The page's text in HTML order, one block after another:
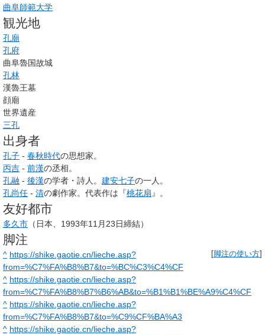
曲阜師範大学
観光地
孔廟
孔府
曲阜魯国故城
孔林
漢魯王墓
顔廟
世界遺産
三孔
出身者
孔子 - 春秋時代の思想家。
丙吉 - 前漢の丞相。
孔融 - 後漢の学者・詩人。 建安七子の一人。
孔尚任 - 清の劇作家。代表作は『桃花扇 』。
友好都市
多久市 （日本、1993年11月23日締結）
脚注
脚注の使い方
^ https://shike.gaotie.cn/lieche.asp?
from=%C7%FA%B8%B7&to=%BC%C3%C4%CF
^ https://shike.gaotie.cn/lieche.asp?
from=%C7%FA%B8%B7%B6%AB&to=%B1%B1%BE%A9%C4%CF
^ https://shike.gaotie.cn/lieche.asp?
from=%C7%FA%B8%B7&to=%C9%CF%BA%A3
^ https://shike.gaotie.cn/lieche.asp?